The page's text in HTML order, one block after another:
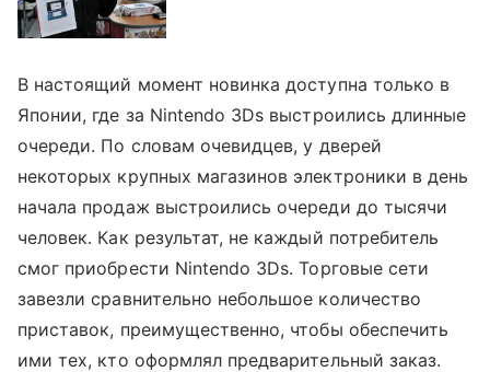
В настоящий момент новинка доступна только в
Японии, где за Nintendo 3Ds выстроились длинные
очереди. По словам очевидцев, у дверей
некоторых крупных магазинов электроники в день
начала продаж выстроились очереди до тысячи
человек. Как результат, не каждый потребитель
смог приобрести Nintendo 3Ds. Торговые сети
завезли сравнительно небольшое количество
приставок, преимущественно, чтобы обеспечить
ими тех, кто оформлял предварительный заказ.